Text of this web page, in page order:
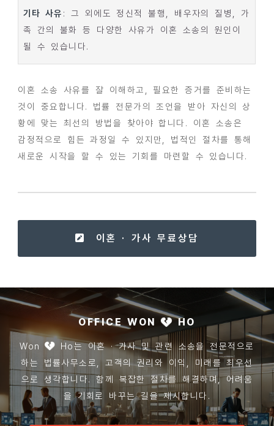
기타 사유 : 그 외에도 정신적 불행, 배우자의 질병, 가
족 간의 불화 등 다양한 사유가 이혼 소송의 원인이
될 수 있습니다.
이혼 소송 사유를 잘 이해하고, 필요한 증거를 준비하는
것이 중요합니다. 법률 전문가의 조언을 받아 자신의 상
황에 맞는 최선의 방법을 찾아야 합니다. 이혼 소송은
감정적으로 힘든 과정일 수 있지만, 법적인 절차를 통해
새로운 시작을 할 수 있는 기회를 마련할 수 있습니다.
이혼 · 가사 무료상담
OFFICE WON HO
Won
Ho는 이혼 · 가사 및 관련 소송을 전문적으로
하는 법률사무소로, 고객의 권리와 이익, 미래를 최우선
으로 생각합니다. 함께 복잡한 절차를 해결하며, 어려움
을 기회로 바꾸는 길을 제시합니다.